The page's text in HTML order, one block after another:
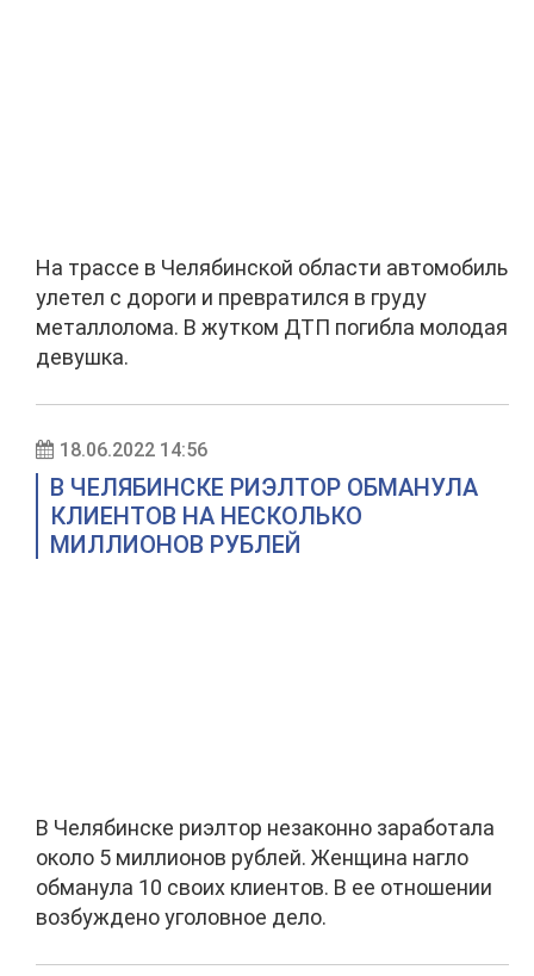
На трассе в Челябинской области автомобиль
улетел с дороги и превратился в груду
металлолома. В жутком ДТП погибла молодая
девушка.
18.06.2022 14:56
В ЧЕЛЯБИНСКЕ РИЭЛТОР ОБМАНУЛА
КЛИЕНТОВ НА НЕСКОЛЬКО
МИЛЛИОНОВ РУБЛЕЙ
В Челябинске риэлтор незаконно заработала
около 5 миллионов рублей. Женщина нагло
обманула 10 своих клиентов. В ее отношении
возбуждено уголовное дело.